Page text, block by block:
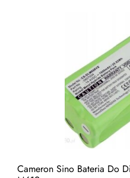
Cameron Sino Bateria Do